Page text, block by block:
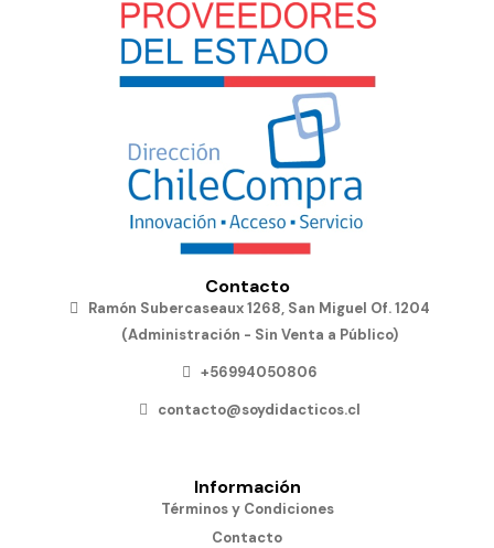
Contacto
Ramón Subercaseaux 1268, San Miguel Of. 1204
(Administración - Sin Venta a Público)
+56994050806
contacto@soydidacticos.cl
Información
Términos y Condiciones
Contacto